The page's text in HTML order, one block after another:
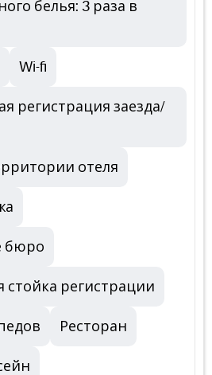
белья: 3 раза в
Wi-fi
регистрация заезда/
отеля
бюро
стойка регистрации
Ресторан